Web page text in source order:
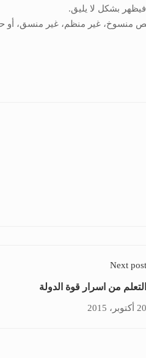
بشكل لا يليق.
منسوخ، غير منظم، غير منسق، أو
Next post
التعلم من اسرار قوة الدولة
20 أكتوبر، 2015